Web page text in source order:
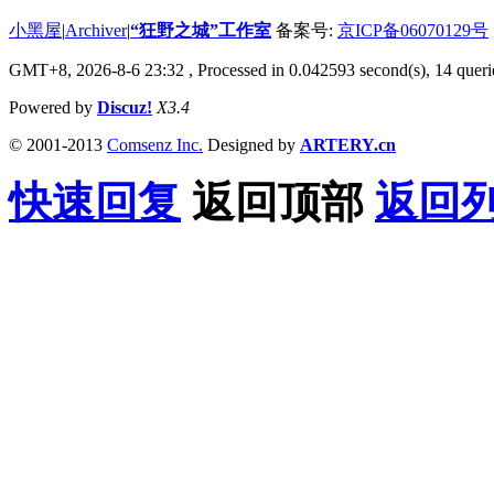
小黑屋|Archiver|“狂野之城”工作室 备案号: 京ICP备06070129号
GMT+8, 2026-8-6 23:32 , Processed in 0.042593 second(s), 14
Powered by Discuz! X3.4
© 2001-2013 Comsenz Inc. Designed by ARTERY.cn
快速回复 返回顶部 返回